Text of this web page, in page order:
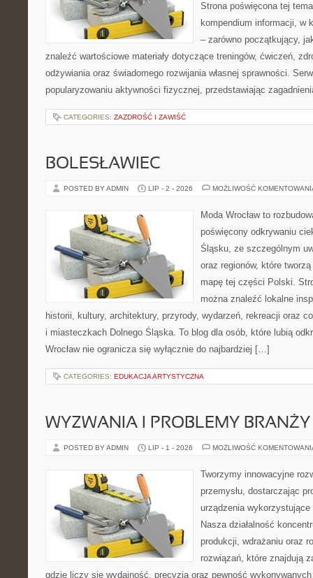
Strona poświęcona tej
kompendium informacji, w
– zarówno początkujący,
znaleźć wartościowe materiały dotyczące treningów, ćwiczeń,
odżywiania oraz świadomego rozwijania własnej sprawności.
popularyzowaniu aktywności fizycznej, przedstawiając
CATEGORIES: ZAZDROŚĆ I ZAWIŚĆ
BOLESŁAWIEC
POSTED BY ADMIN LIP - 2 - 2026 MOŻLIWOŚĆ
Moda Wrocław to
poświęcony odkrywaniu
Śląsku, ze szczególnym
oraz regionów, które
mapę tej części Polski.
można znaleźć lokalne
historii, kultury, architektury, przyrody, wydarzeń, rekreacji oraz
i miasteczkach Dolnego Śląska. To blog dla osób, które lubią
Wrocław nie ogranicza się wyłącznie do najbardziej […]
CATEGORIES: EDUKACJA ARTYSTYCZNA
WYZWANIA I PROBLEMY BRANŻY
POSTED BY ADMIN LIP - 1 - 2026 MOŻLIWOŚĆ
Tworzymy innowacyjne
przemysłu, dostarczając
urządzenia
Nasza działalność
produkcji, wdrażaniu oraz
rozwiązań, które znajdują
gdzie liczy się wydajność, precyzja oraz pewność